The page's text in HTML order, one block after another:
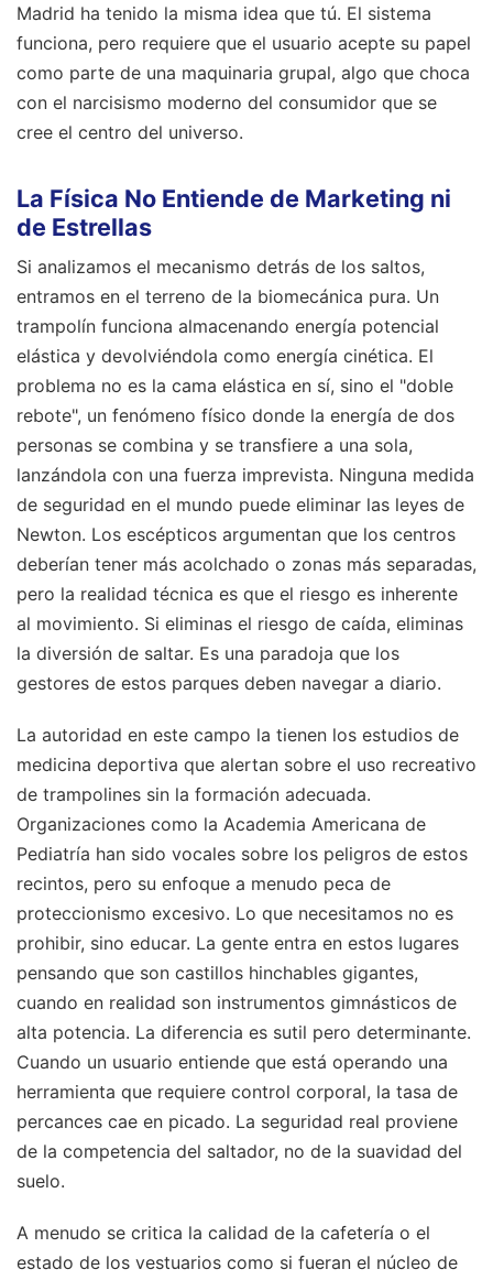
Madrid ha tenido la misma idea que tú. El sistema
funciona, pero requiere que el usuario acepte su papel
como parte de una maquinaria grupal, algo que choca
con el narcisismo moderno del consumidor que se
cree el centro del universo.
La Física No Entiende de Marketing ni
de Estrellas
Si analizamos el mecanismo detrás de los saltos,
entramos en el terreno de la biomecánica pura. Un
trampolín funciona almacenando energía potencial
elástica y devolviéndola como energía cinética. El
problema no es la cama elástica en sí, sino el "doble
rebote", un fenómeno físico donde la energía de dos
personas se combina y se transfiere a una sola,
lanzándola con una fuerza imprevista. Ninguna medida
de seguridad en el mundo puede eliminar las leyes de
Newton. Los escépticos argumentan que los centros
deberían tener más acolchado o zonas más separadas,
pero la realidad técnica es que el riesgo es inherente
al movimiento. Si eliminas el riesgo de caída, eliminas
la diversión de saltar. Es una paradoja que los
gestores de estos parques deben navegar a diario.
La autoridad en este campo la tienen los estudios de
medicina deportiva que alertan sobre el uso recreativo
de trampolines sin la formación adecuada.
Organizaciones como la Academia Americana de
Pediatría han sido vocales sobre los peligros de estos
recintos, pero su enfoque a menudo peca de
proteccionismo excesivo. Lo que necesitamos no es
prohibir, sino educar. La gente entra en estos lugares
pensando que son castillos hinchables gigantes,
cuando en realidad son instrumentos gimnásticos de
alta potencia. La diferencia es sutil pero determinante.
Cuando un usuario entiende que está operando una
herramienta que requiere control corporal, la tasa de
percances cae en picado. La seguridad real proviene
de la competencia del saltador, no de la suavidad del
suelo.
A menudo se critica la calidad de la cafetería o el
estado de los vestuarios como si fueran el núcleo de